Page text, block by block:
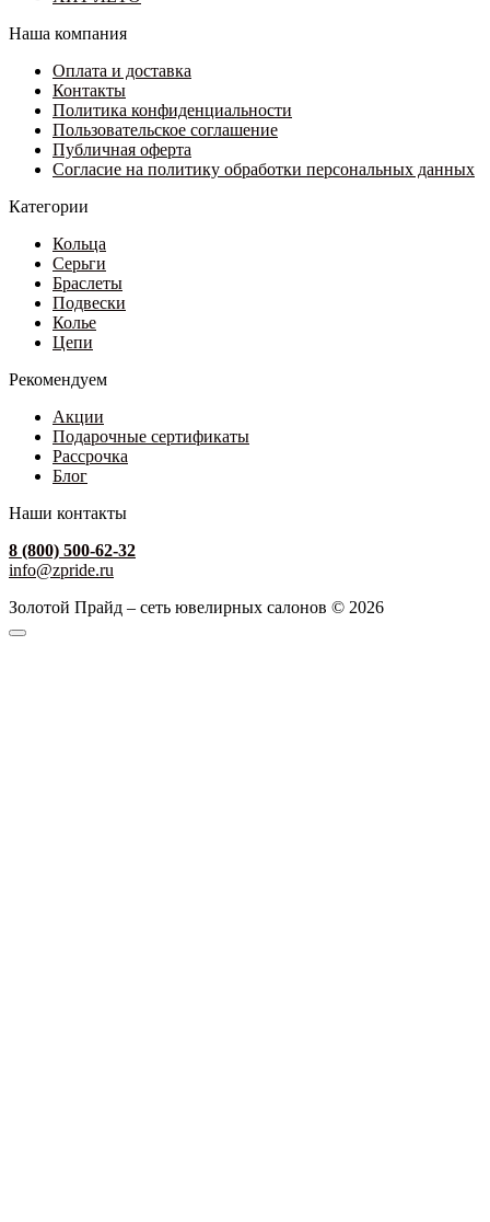
Наша компания
Оплата и доставка
Контакты
Политика конфиденциальности
Пользовательское соглашение
Публичная оферта
Согласие на политику обработки персональных данных
Категории
Кольца
Серьги
Браслеты
Подвески
Колье
Цепи
Рекомендуем
Акции
Подарочные сертификаты
Рассрочка
Блог
Наши контакты
8 (800) 500-62-32
info@zpride.ru
Золотой Прайд – сеть ювелирных салонов © 2026